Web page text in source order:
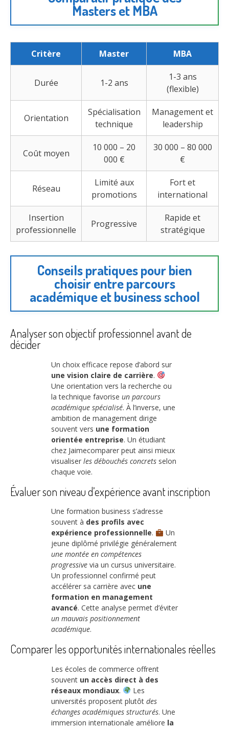
Masters et MBA
Critère Master MBA
Durée 1-2 ans
1-3 ans
(flexible)
Orientation
Spécialisation
technique
Management et
leadership
Coût moyen
10 000 – 20
000 €
30 000 – 80 000
€
Réseau
Limité aux
promotions
Fort et
international
Insertion
professionnelle
Progressive
Rapide et
stratégique
Conseils pratiques pour bien
choisir entre parcours
académique et business school
Analyser son objectif professionnel avant de
décider
Un choix efficace repose d’abord sur
une vision claire de carrière.
Une orientation vers la recherche ou
la technique favorise un parcours
académique spécialisé. À l’inverse, une
ambition de management dirige
souvent vers une formation
orientée entreprise. Un étudiant
chez Jaimecomparer peut ainsi mieux
visualiser les débouchés concrets selon
chaque voie.
Évaluer son niveau d’expérience avant inscription
Une formation business s’adresse
souvent à des profils avec
expérience professionnelle.
Un
jeune diplômé privilégie généralement
une montée en compétences
progressive via un cursus universitaire.
Un professionnel confirmé peut
accélérer sa carrière avec une
formation en management
avancé. Cette analyse permet d’éviter
un mauvais positionnement
académique.
Comparer les opportunités internationales réelles
Les écoles de commerce offrent
souvent un accès direct à des
réseaux mondiaux.
Les
universités proposent plutôt des
échanges académiques structurés. Une
immersion internationale améliore la